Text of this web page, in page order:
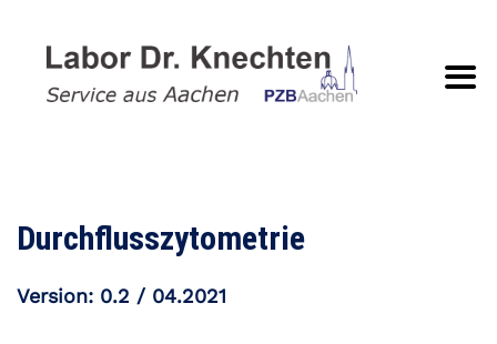
Durchflusszytometrie
Version: 0.2 / 04.2021